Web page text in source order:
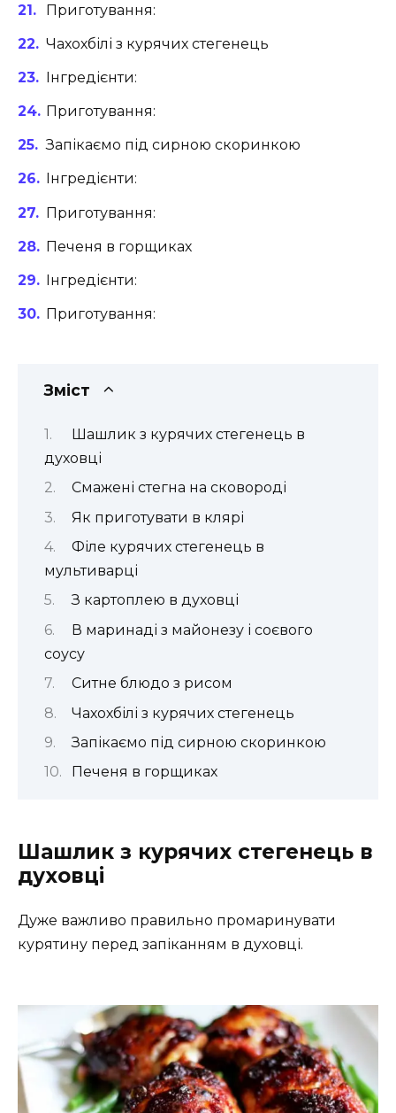
Приготування:
Чахохбілі з курячих стегенець
Інгредієнти:
Приготування:
Запікаємо під сирною скоринкою
Інгредієнти:
Приготування:
Печеня в горщиках
Інгредієнти:
Приготування:
Зміст
Шашлик з курячих стегенець в
духовці
Смажені стегна на сковороді
Як приготувати в клярі
Філе курячих стегенець в
мультиварці
З картоплею в духовці
В маринаді з майонезу і соєвого
соусу
Ситне блюдо з рисом
Чахохбілі з курячих стегенець
Запікаємо під сирною скоринкою
Печеня в горщиках
Шашлик з курячих стегенець в
духовці
Дуже важливо правильно промаринувати
курятину перед запіканням в духовці.